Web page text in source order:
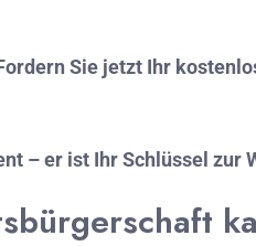
Sie jetzt Ihr
–er ist IhrSchlüssel zur